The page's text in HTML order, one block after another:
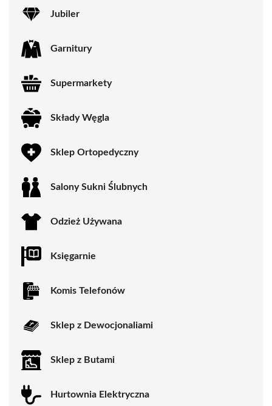
Jubiler
Garnitury
Supermarkety
Składy Węgla
Sklep Ortopedyczny
Salony Sukni Ślubnych
Odzież Używana
Księgarnie
Komis Telefonów
Sklep z Dewocjonaliami
Sklep z Butami
Hurtownia Elektryczna